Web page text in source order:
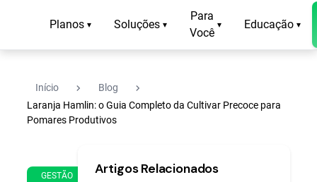
Planos ▾ Soluções ▾
Para
Você
▾ Educação ▾
Início navigate_next Blog navigate_next
Laranja Hamlin: o Guia Completo da Cultivar Precoce para
Pomares Produtivos
GESTÃO
de
min
Artigos Relacionados